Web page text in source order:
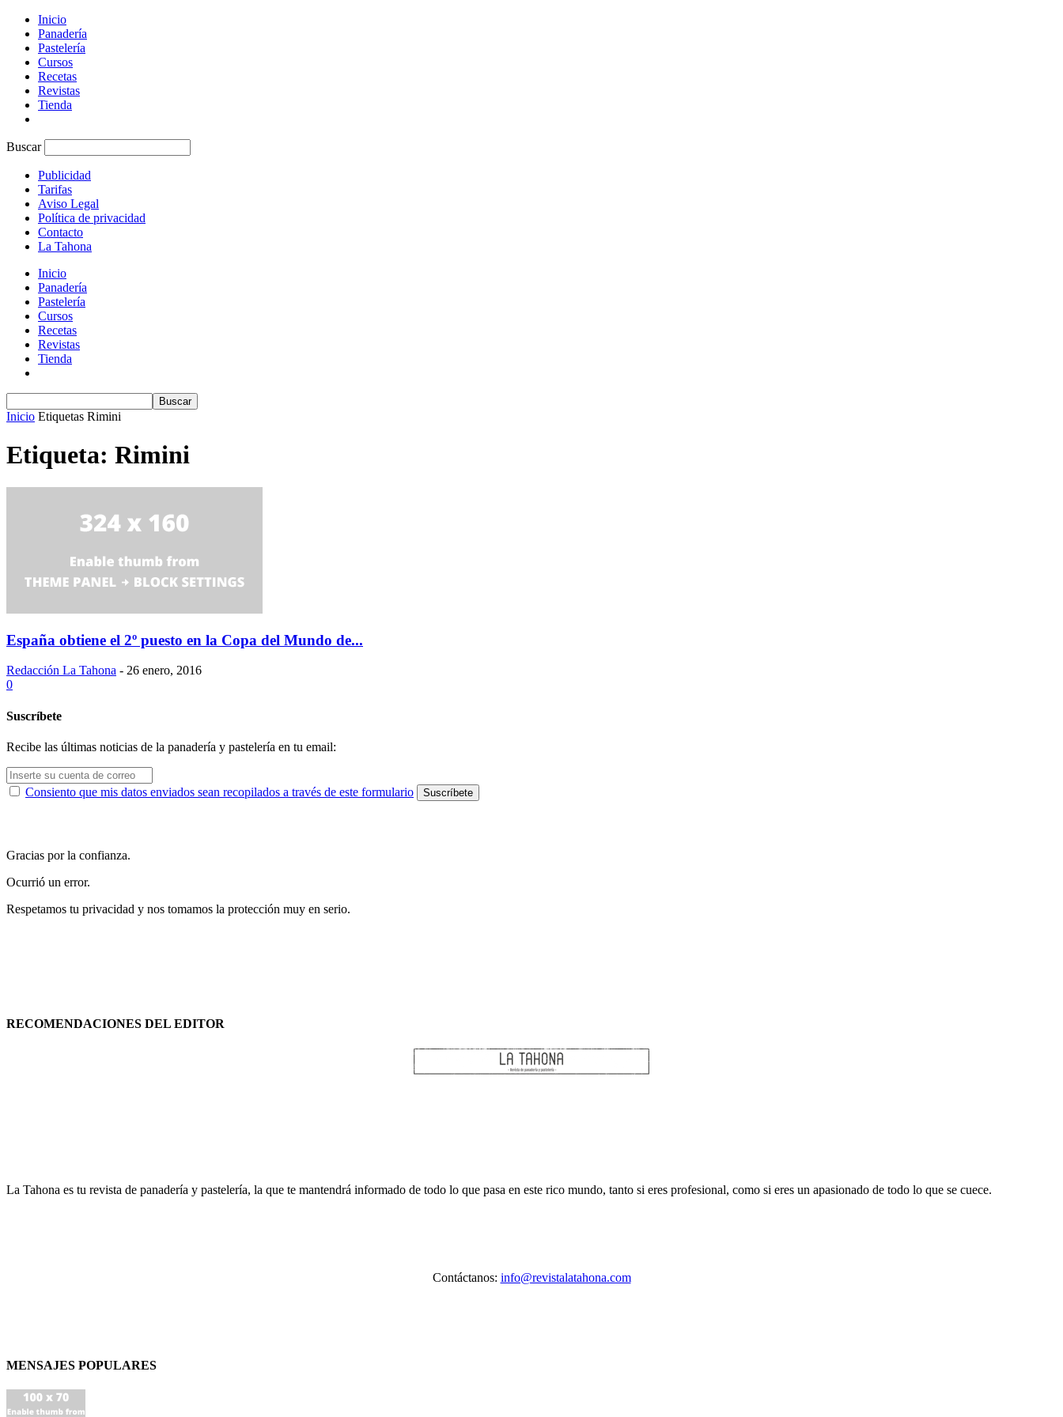
Inicio
Panadería
Pastelería
Cursos
Recetas
Revistas
Tienda
Buscar
Publicidad
Tarifas
Aviso Legal
Política de privacidad
Contacto
La Tahona
Inicio
Panadería
Pastelería
Cursos
Recetas
Revistas
Tienda
Inicio Etiquetas Rimini
Etiqueta: Rimini
España obtiene el 2º puesto en la Copa del Mundo de...
Redacción La Tahona - 26 enero, 2016
0
Suscríbete
Recibe las últimas noticias de la panadería y pastelería en tu email:
Consiento que mis datos enviados sean recopilados a través de este formulario
Gracias por la confianza.
Ocurrió un error.
Respetamos tu privacidad y nos tomamos la protección muy en serio.
RECOMENDACIONES DEL EDITOR
La Tahona es tu revista de panadería y pastelería, la que te mantendrá informado de todo lo que pasa en este rico mundo, tanto si eres profesional, como si eres un apasionado de todo lo que se cuece.
Contáctanos: info@revistalatahona.com
MENSAJES POPULARES